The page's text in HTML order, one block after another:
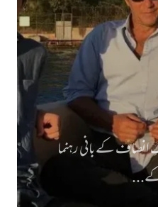
انصاف کے بانی رہنما